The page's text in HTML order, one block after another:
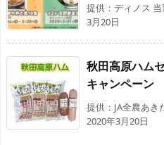
提供：ディノス
3月20日
秋田高原ハム
キャンペーン
提供：JA全農あき
2020年3月20日